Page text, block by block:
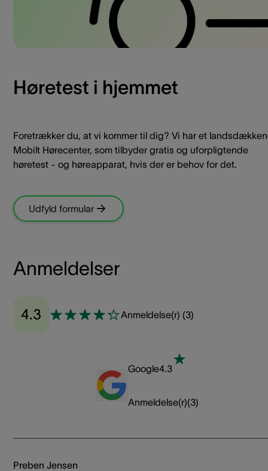
Høretest i hjemmet
Foretrækker du, at vi kommer til dig? Vi har et
Mobilt Hørecenter, som tilbyder gratis og uforpligtende
høretest - og høreapparat, hvis der er behov for det.
Udfyld formular
Anmeldelser
4.3 Anmeldelse(r) (3)
Google4.3
Anmeldelse(r)(3)
Preben Jensen